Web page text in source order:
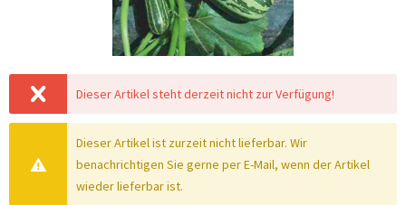
Dieser Artikel steht derzeit nicht zur Verfügung!
Dieser Artikel ist zurzeit nicht lieferbar. Wir
benachrichtigen Sie gerne per E-Mail, wenn der Artikel
wieder lieferbar ist.